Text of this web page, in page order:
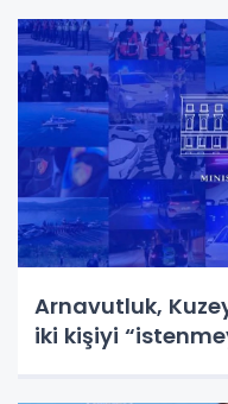
Arnavutluk,
iki kişiyi